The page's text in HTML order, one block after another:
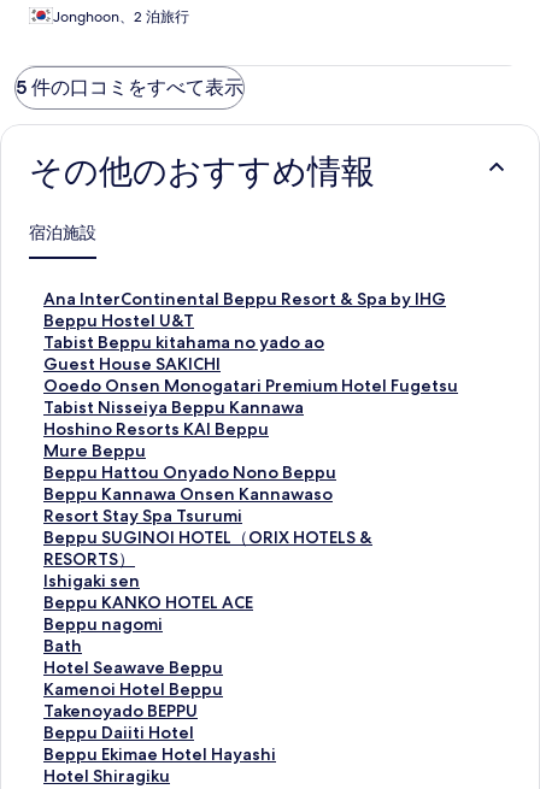
Jonghoon、2 泊旅行
5 件の口コミをすべて表示
その他のおすすめ情報
宿泊施設
Ana InterContinental Beppu Resort & Spa by IHG
A
n
a
I
n
t
e
r
C
o
n
t
i
n
e
n
t
a
l
B
e
p
p
Beppu Hostel U&T
B
e
p
p
u
H
o
s
t
e
l
U
&
T
の
ペ
ー
ジ
を
開
く
リ
Tabist Beppu kitahama no yado ao
T
a
b
i
s
t
B
e
p
p
u
k
i
t
a
h
a
m
a
n
o
Guest House SAKICHI
G
u
e
s
t
H
o
u
s
e
S
A
K
I
C
H
I
の
ペ
ー
Ooedo Onsen Monogatari Premium Hotel Fugetsu
O
o
e
d
o
O
n
s
e
n
M
o
n
o
g
a
t
a
r
Tabist Nisseiya Beppu Kannawa
T
a
b
i
s
t
N
i
s
s
e
i
y
a
B
e
p
p
Hoshino Resorts KAI Beppu
H
o
s
h
i
n
o
R
e
s
o
r
t
s
K
A
I
Mure Beppu
M
u
r
e
B
e
p
p
u
の
ペ
ー
ジ
を
開
く
Beppu Hattou Onyado Nono Beppu
B
e
p
p
u
H
a
t
t
o
u
O
n
y
a
Beppu Kannawa Onsen Kannawaso
B
e
p
p
u
K
a
n
n
a
w
a
O
n
Resort Stay Spa Tsurumi
R
e
s
o
r
t
S
t
a
y
S
p
a
Beppu SUGINOI HOTEL（ORIX HOTELS &
RESORTS）
B
e
p
p
u
S
U
G
I
N
O
I
Ishigaki sen
I
s
h
i
g
a
k
i
s
e
Beppu KANKO HOTEL ACE
B
e
p
p
u
K
A
N
K
Beppu nagomi
B
e
p
p
u
n
a
g
Bath
B
a
t
h
の
ペ
ー
Hotel Seawave Beppu
H
o
t
e
l
S
Kamenoi Hotel Beppu
K
a
m
e
n
Takenoyado BEPPU
T
a
k
e
Beppu Daiiti Hotel
B
e
p
Beppu Ekimae Hotel Hayashi
B
e
Hotel Shiragiku
H